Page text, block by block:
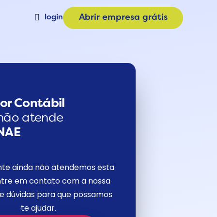
Consulta CNAE
login Abrir empresa grátis
Contábil
atende
ainda não atendemos esta
em contato com a nossa
dúvidas para que possamos
te ajudar.